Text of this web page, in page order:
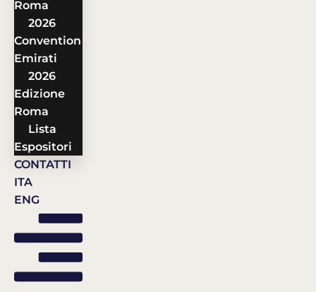
Roma
2026
Convention
Emirati
2026
Edizione
Roma
Lista
Espositori
CONTATTI
ITA
ENG